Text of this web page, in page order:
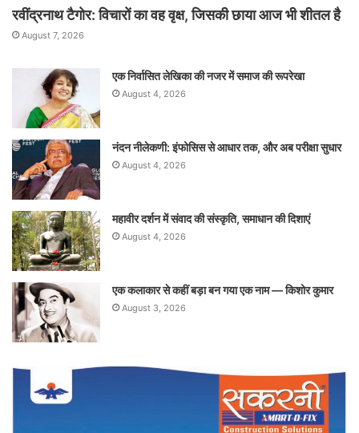
रवींद्रनाथ टैगोर: विचारों का वह वृक्ष, जिसकी छाया आज भी शीतल है
August 7, 2026
एक निर्वासित लेखिका की नजर में समाज की रूपरेखा
August 4, 2026
नंदन नीलेकणी: इंफोसिस से आधार तक, और अब परीक्षा सुधार
August 4, 2026
महावीर दर्शन में संवाद की संस्कृति, समाधान की दिशाएं
August 4, 2026
एक कलाकार से कहीं बड़ा बन गया एक नाम — किशोर कुमार
August 3, 2026